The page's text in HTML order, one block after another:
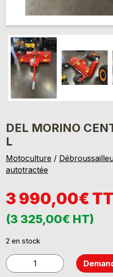
DEL MORINO
L
Motoculture /
autotractée
3 990,00€
(3 325,00€ HT)
2 en stock
quantité
de